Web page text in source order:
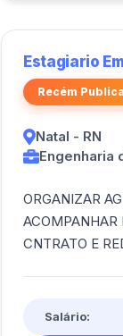
Estagiario
Recém
Natal - RN
Engenharia
ORGANIZAR
ACOMPANHAR
CNTRATO E
RELATORIOS E
Salário: